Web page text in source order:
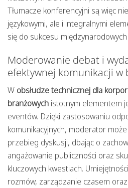
Tłumacze konferencyjni są więc
językowymi, ale i integralnymi
się do sukcesu
Moderowanie debat i
efektywnej komunikacji w
W obsłudze technicznej dla
branżowych istotnym elementem
eventów. Dzięki zastosowaniu
komunikacyjnych, moderator
przebieg dyskusji, dbając o
angażowanie publiczności oraz
kluczowych kwestiach.
rozmów, zarządzanie czasem